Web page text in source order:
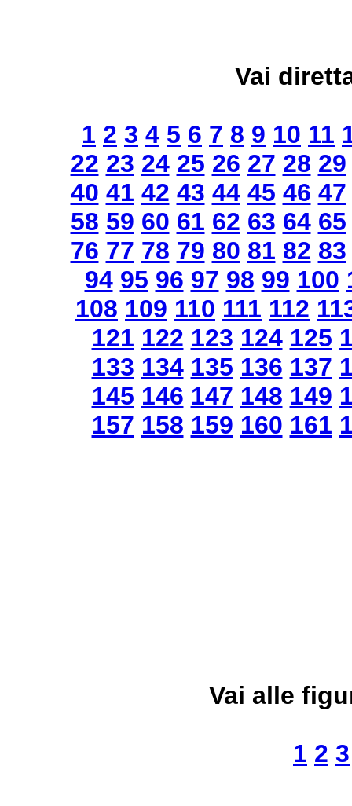
Vai
1 2 3 4 5 6 7 8 9 10 11
22 23 24 25 26 27 28 29
40 41 42 43 44 45 46 47
58 59 60 61 62 63 64 65
76 77 78 79 80 81 82 83
94 95 96 97 98 99 100
108 109 110 111 112
121 122 123 124 125
133 134 135 136 137
145 146 147 148 149
157 158 159 160 161
Vai alle
1 2 3